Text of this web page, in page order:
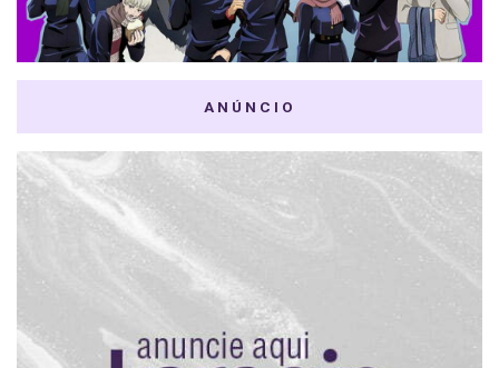
ANÚNCIO